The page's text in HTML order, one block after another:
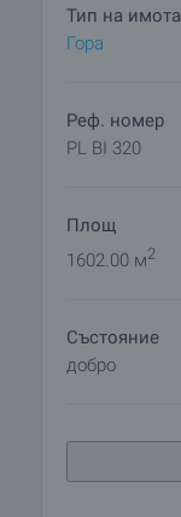
Тип на имота
Гора
Реф. номер
PL BI 320
Площ
1602.00 м2
Състояние
добро